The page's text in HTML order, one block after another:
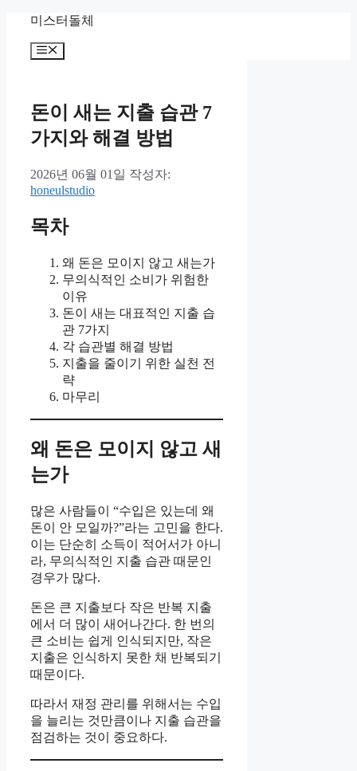
미스터돌체
메
돈이 새는 지출 습관 7
가지와 해결 방법
2026년 06월 01일 작성자:
honeulstudio
목차
왜 돈은 모이지 않고 새는가
무의식적인 소비가 위험한
이유
돈이 새는 대표적인 지출 습
관 7가지
각 습관별 해결 방법
지출을 줄이기 위한 실천 전
략
마무리
왜 돈은 모이지 않고 새
는가
많은 사람들이 “수입은 있는데 왜
돈이 안 모일까?”라는 고민을 한다.
이는 단순히 소득이 적어서가 아니
라, 무의식적인 지출 습관 때문인
경우가 많다.
돈은 큰 지출보다 작은 반복 지출
에서 더 많이 새어나간다. 한 번의
큰 소비는 쉽게 인식되지만, 작은
지출은 인식하지 못한 채 반복되기
때문이다.
따라서 재정 관리를 위해서는 수입
을 늘리는 것만큼이나 지출 습관을
점검하는 것이 중요하다.